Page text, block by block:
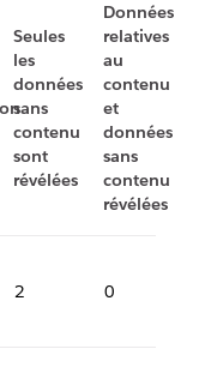
Seules
les
données
sans
contenu
sont
révélées
Données
relatives
au
contenu
et
données
sans
contenu
révélées
2 0